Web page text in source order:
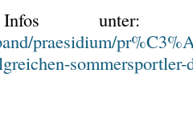
Infos
praesidium/